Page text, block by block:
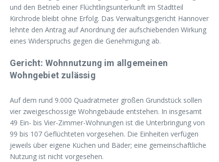
und den Betrieb einer Flüchtlingsunterkunft im Stadtteil
Kirchrode bleibt ohne Erfolg. Das Verwaltungsgericht Hannover
lehnte den Antrag auf Anordnung der aufschiebenden Wirkung
eines Widerspruchs gegen die Genehmigung ab.
Gericht: Wohnnutzung im allgemeinen
Wohngebiet zulässig
Auf dem rund 9.000 Quadratmeter großen Grundstück sollen
vier zweigeschossige Wohngebäude entstehen. In insgesamt
49 Ein- bis Vier-Zimmer-Wohnungen ist die Unterbringung von
99 bis 107 Geflüchteten vorgesehen. Die Einheiten verfügen
jeweils über eigene Küchen und Bäder; eine gemeinschaftliche
Nutzung ist nicht vorgesehen.